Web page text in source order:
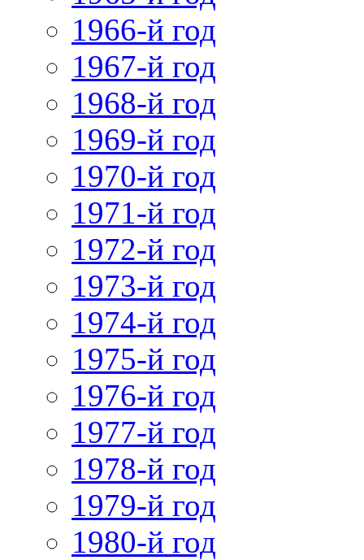
1966-й год
1967-й год
1968-й год
1969-й год
1970-й год
1971-й год
1972-й год
1973-й год
1974-й год
1975-й год
1976-й год
1977-й год
1978-й год
1979-й год
1980-й год